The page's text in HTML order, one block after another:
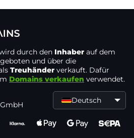
durch den Inhaber auf dem
und über die
Treuhänder verkauft. Dafür
Domains verkaufen verwendet.
Deutsch